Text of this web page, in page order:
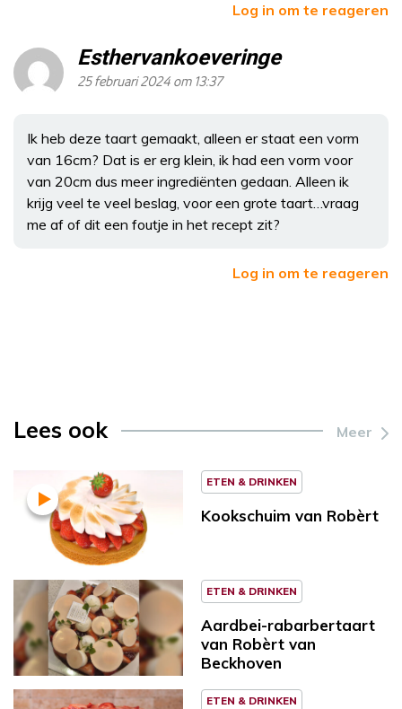
Log in om te reageren
Esthervankoeveringe
25 februari 2024 om 13:37
Ik heb deze taart gemaakt, alleen er staat een vorm
van 16cm? Dat is er erg klein, ik had een vorm voor
van 20cm dus meer ingrediënten gedaan. Alleen ik
krijg veel te veel beslag, voor een grote taart…vraag
me af of dit een foutje in het recept zit?
Log in om te reageren
Lees ook Meer
ETEN & DRINKEN
Kookschuim van Robèrt
ETEN & DRINKEN
Aardbei-rabarbertaart
van Robèrt van
Beckhoven
ETEN & DRINKEN